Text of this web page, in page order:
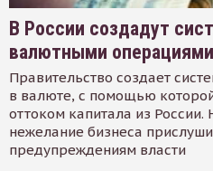
В России создадут
валютными операциями
Правительство создает
в валюте, с помощью
оттоком капитала из России.
нежелание бизнеса
предупреждениям власти